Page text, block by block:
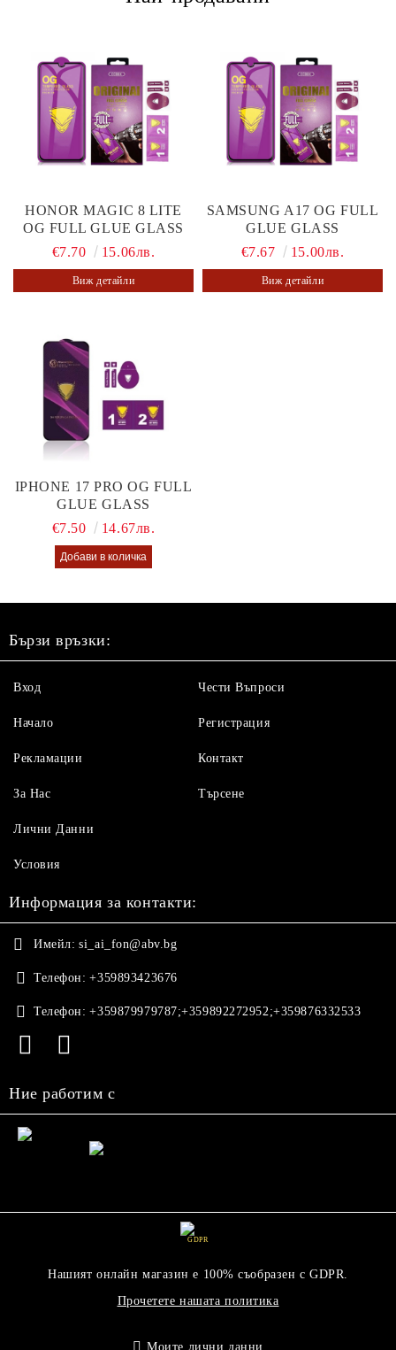
HONOR MAGIC 8 LITE
OG FULL GLUE GLASS
€7.70
15.06лв.
Виж детайли
SAMSUNG A17 OG FULL
GLUE GLASS
€7.67
15.00лв.
Виж детайли
IPHONE 17 PRO OG FULL
GLUE GLASS
€7.50
14.67лв.
Бързи връзки:
Вход
Начало
Рекламации
За Нас
Чести Въпроси
Регистрация
Контакт
Търсене
Лични Данни
Условия
Информация за контакти:
Имейл: si_ai_fon@abv.bg
Телефон: +359893423676
Телефон: +359879979787;+359892272952;+359876332533
Ние работим с
GDPR
Нашият онлайн магазин е 100% съобразен с GDPR.
Прочетете нашата политика
Моите лични данни